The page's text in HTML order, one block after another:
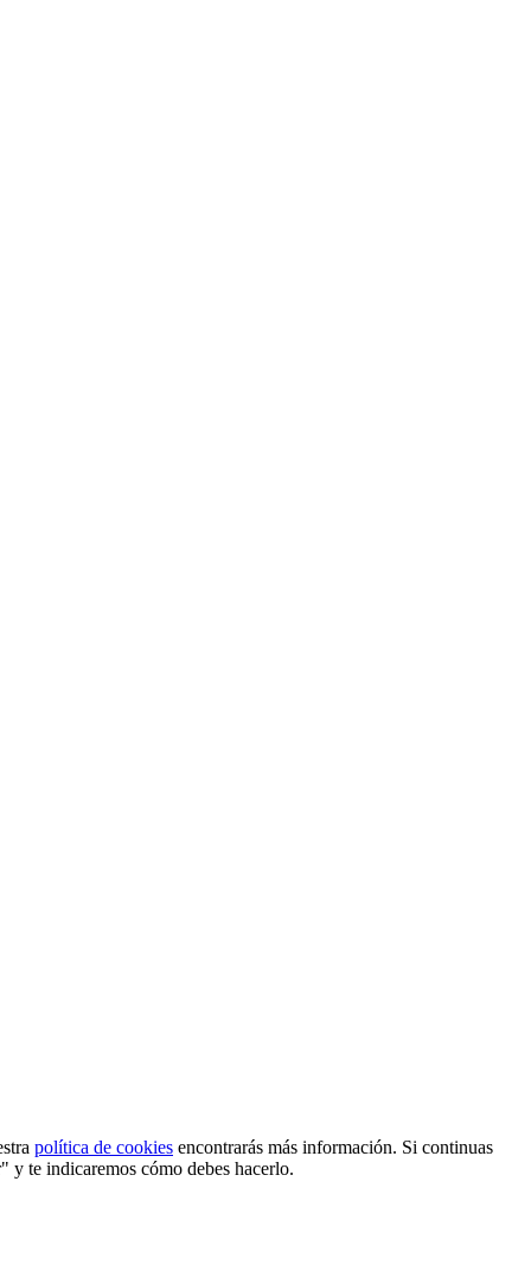
política de cookies encontrarás más información. Si continuas
y te indicaremos cómo debes hacerlo.